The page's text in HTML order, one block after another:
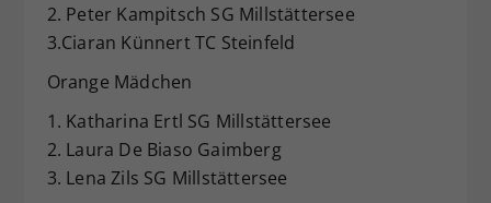
2. Peter Kampitsch SG Millstättersee
3.Ciaran Künnert TC Steinfeld
Orange Mädchen
1. Katharina Ertl SG Millstättersee
2. Laura De Biaso Gaimberg
3. Lena Zils SG Millstättersee